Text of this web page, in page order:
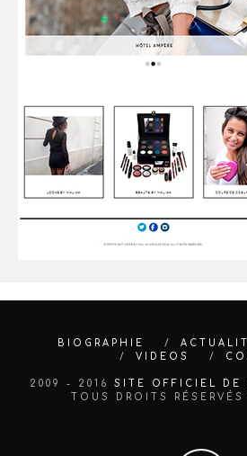
BIOGRAPHIE
VIDEOS
2009 - 2016 SITE OFFICIEL DE
TOUS DROITS